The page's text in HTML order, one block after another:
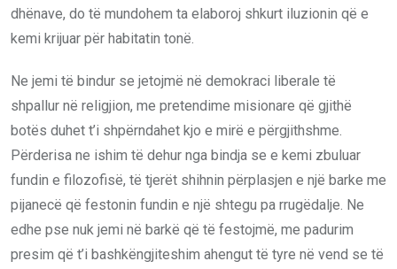
dhënave, do të mundohem ta elaboroj shkurt iluzionin që e
kemi krijuar për habitatin tonë.
Ne jemi të bindur se jetojmë në demokraci liberale të
shpallur në religjion, me pretendime misionare që gjithë
botës duhet t’i shpërndahet kjo e mirë e përgjithshme.
Përderisa ne ishim të dehur nga bindja se e kemi zbuluar
fundin e filozofisë, të tjerët shihnin përplasjen e një barke me
pijanecë që festonin fundin e një shtegu pa rrugëdalje. Ne
edhe pse nuk jemi në barkë që të festojmë, me padurim
presim që t’i bashkëngjiteshim ahengut të tyre në vend se të